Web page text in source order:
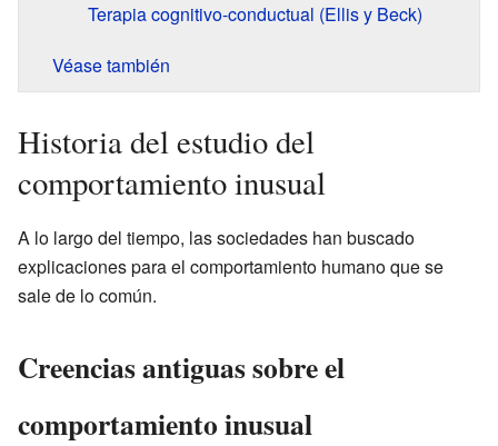
Terapia cognitivo-conductual (Ellis y Beck)
Véase también
Historia del estudio del
comportamiento inusual
A lo largo del tiempo, las sociedades han buscado
explicaciones para el comportamiento humano que se
sale de lo común.
Creencias antiguas sobre el
comportamiento inusual